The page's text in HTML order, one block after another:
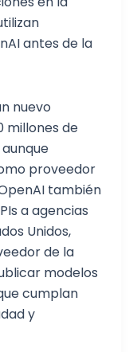
antes de la
nuevo
millones de
proveedor
también
a agencias
Unidos,
de la
modelos
cumplan
y